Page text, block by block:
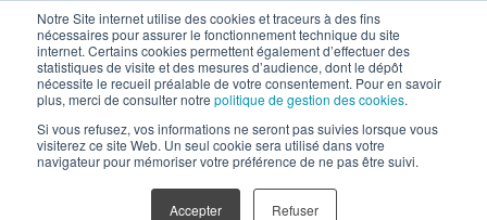
Notre Site internet utilise des cookies et traceurs à des fins
nécessaires pour assurer le fonctionnement technique du site
internet. Certains cookies permettent également d’effectuer des
statistiques de visite et des mesures d’audience, dont le dépôt
nécessite le recueil préalable de votre consentement. Pour en savoir
plus, merci de consulter notre politique de gestion des cookies.
Si vous refusez, vos informations ne seront pas suivies lorsque vous
visiterez ce site Web. Un seul cookie sera utilisé dans votre
navigateur pour mémoriser votre préférence de ne pas être suivi.
Accepter Refuser